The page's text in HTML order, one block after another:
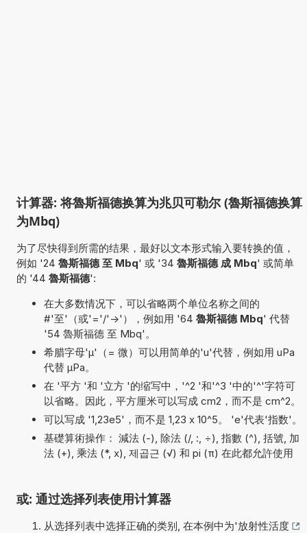
计算器: 将魯斯福德换算为兆贝可勒尔 (魯斯福德换算
为Mbq)
为了尽快得到所需的结果，最好以文本形式输入要转换的值，
例如 '24 魯斯福德 至 Mbq' 或 '34 魯斯福德 成 Mbq' 或简单
的 '44 魯斯福德':
在大多数情况下，可以省略两个单位名称之间的
#'至'（或'='/'->'），例如用 '64 魯斯福德 Mbq' 代替
'54 魯斯福德 至 Mbq'。
希腊字母'µ'（= 微）可以用简单的'u'代替，例如用 uPa
代替 µPa。
在 '平方 '和 '立方 '的缩写中，'^2 '和'^3 '中的'^'字符可
以省略。因此，平方厘米可以写成 cm2，而不是 cm^2。
可以写成 '1,23e5'，而不是 1,23 x 10^5。 'e'代表'指数'。
基礎算術操作： 減法 (-), 除法 (/, :, ÷), 指數 (^), 括號, 加
法 (+), 乘法 (*, x), 제곱근 (√) 和 pi (π) 在此都允許使用
或: 通过选择列表使用计算器
从选择列表中选择正确的类别, 在本例中为'放射性活度